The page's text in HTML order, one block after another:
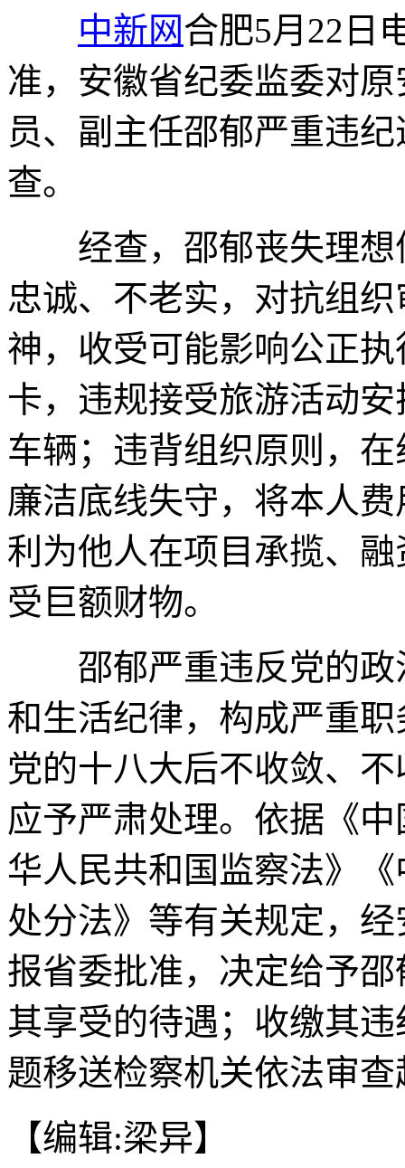
中新网合肥5月22日
准，安徽省纪委监委对
员、副主任邵郁严重违
查。
经查，邵郁丧失理想
忠诚、不老实，对抗组
神，收受可能影响公正
卡，违规接受旅游活动
车辆；违背组织原则，
廉洁底线失守，将本人
利为他人在项目承揽、
受巨额财物。
邵郁严重违反党的政
和生活纪律，构成严重
党的十八大后不收敛、
应予严肃处理。依据《
华人民共和国监察法》
处分法》等有关规定，
报省委批准，决定给予
其享受的待遇；收缴其
题移送检察机关依法审
【编辑:梁异】